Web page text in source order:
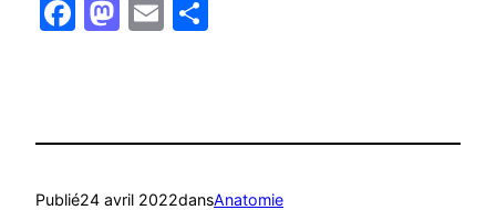
Facebook
Mastodon
Email
Publié24 avril 2022dansAnatomie